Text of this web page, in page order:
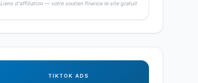
Liens d'affiliation — votre soutien finance le site gratuit
TIKTOK ADS